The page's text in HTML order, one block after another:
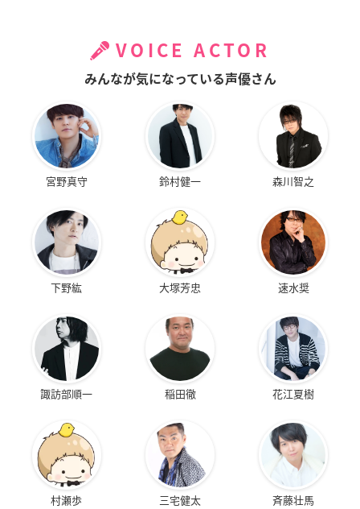
VOICE ACTOR
みんなが気になっている声優さん
宮野真守 鈴村健一 森川智之
下野紘 大塚芳忠 速水奨
諏訪部順一 稲田徹 花江夏樹
村瀬歩 三宅健太 斉藤壮馬